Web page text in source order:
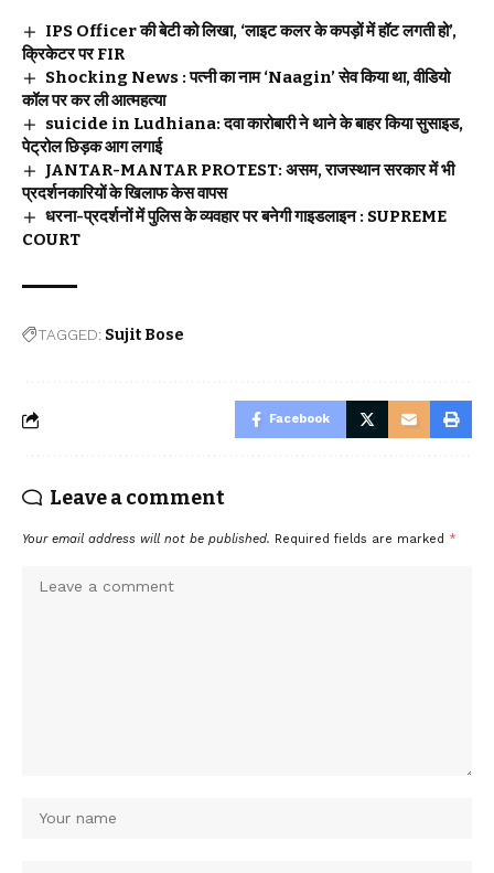
IPS Officer की बेटी को लिखा, ‘लाइट कलर के कपड़ों में हॉट लगती हो’,
क्रिकेटर पर FIR
Shocking News : पत्नी का नाम ‘Naagin’ सेव किया था, वीडियो
कॉल पर कर ली आत्महत्या
suicide in Ludhiana: दवा कारोबारी ने थाने के बाहर किया सुसाइड,
पेट्रोल छिड़क आग लगाई
JANTAR-MANTAR PROTEST: असम, राजस्थान सरकार में भी
प्रदर्शनकारियों के खिलाफ केस वापस
धरना-प्रदर्शनों में पुलिस के व्यवहार पर बनेगी गाइडलाइन : SUPREME
COURT
TAGGED: Sujit Bose
Facebook
Leave a comment
Your email address will not be published. Required fields are marked *